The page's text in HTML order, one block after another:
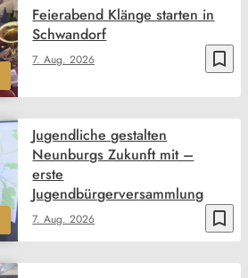
bookmark_border
7. Aug. 2026
Feierabend Klänge starten in
Schwandorf
bookmark_border
7. Aug. 2026
Jugendliche gestalten
Neunburgs Zukunft mit –
erste
Jugendbürgerversammlung